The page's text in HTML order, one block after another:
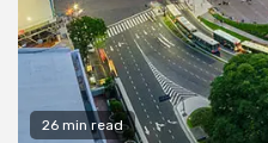
26 min read